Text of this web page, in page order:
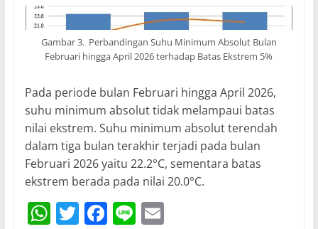
Gambar 3. Perbandingan Suhu Minimum Absolut Bulan
Februari hingga April 2026 terhadap Batas Ekstrem 5%
Pada periode bulan Februari hingga April 2026,
suhu minimum absolut tidak melampaui batas
nilai ekstrem. Suhu minimum absolut terendah
dalam tiga bulan terakhir terjadi pada bulan
Februari 2026 yaitu 22.2°C, sementara batas
ekstrem berada pada nilai 20.0°C.
W T F Li E